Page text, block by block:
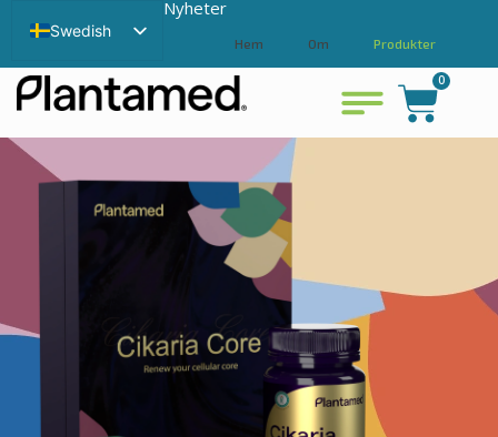
0
Hem Om Produkter
Bli återförsäljare Visa varukorg
Swedish
English
Chinese
Nyheter